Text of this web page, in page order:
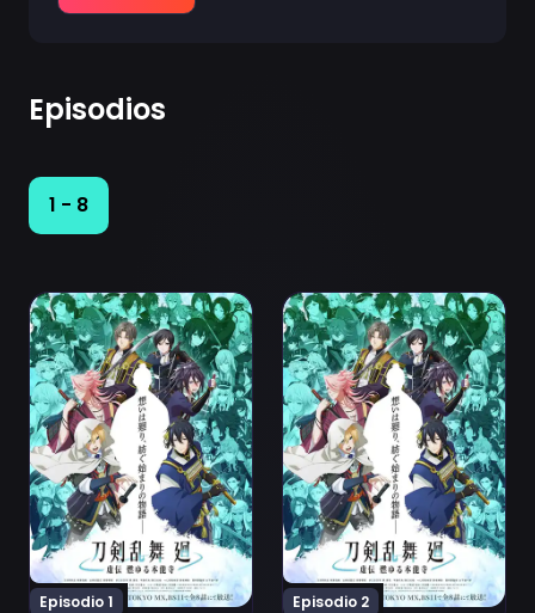
Episodios
1 - 8
Episodio 1
Ver Touken Ranbu Kai: Kyoden Moyuru Honnouji
Episodio 2
Ver Touken Ranbu Kai: